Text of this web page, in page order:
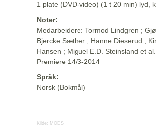
1 plate (DVD-video) (1 t 20 min) lyd,
Noter:
Medarbeidere: Tormod Lindgren ;
Bjercke Sæther ; Hanne Dieserud ;
Hansen ; Miguel E.D. Steinsland et al.
Premiere 14/3-2014
Språk:
Norsk (Bokmål)
Kilde: MODS